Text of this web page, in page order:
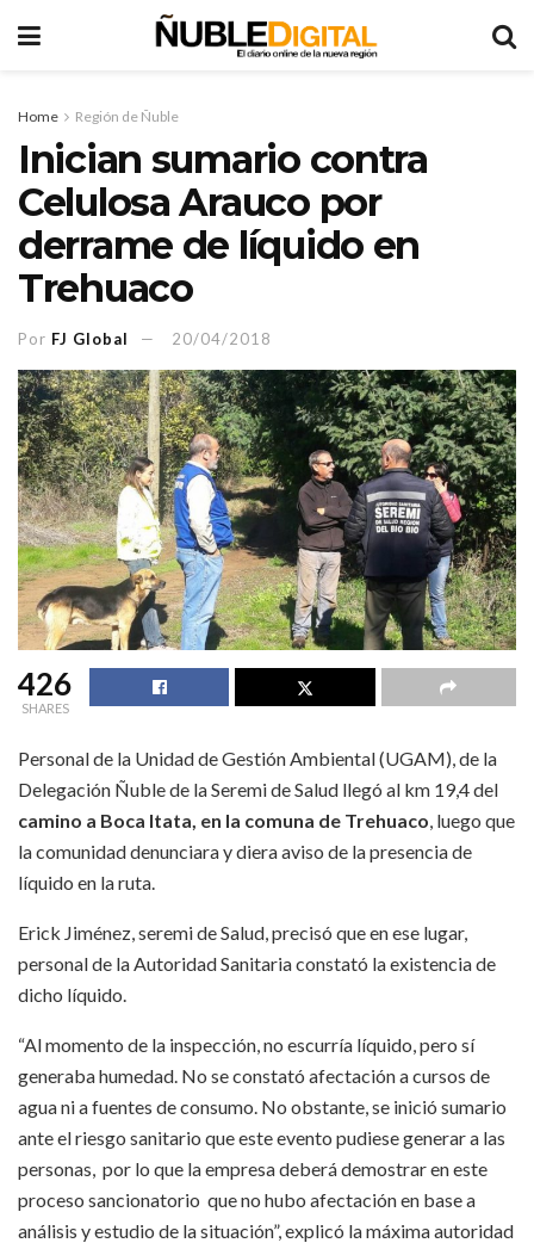
Home Región de Ñuble
Inician sumario contra
Celulosa Arauco por
derrame de líquido en
Trehuaco
Por FJ Global 20/04/2018
426
SHARES
Personal de la Unidad de Gestión Ambiental (UGAM), de la
Delegación Ñuble de la Seremi de Salud llegó al km 19,4 del
camino a Boca Itata, en la comuna de Trehuaco, luego que
la comunidad denunciara y diera aviso de la presencia de
líquido en la ruta.
Erick Jiménez, seremi de Salud, precisó que en ese lugar,
personal de la Autoridad Sanitaria constató la existencia de
dicho líquido.
“Al momento de la inspección, no escurría líquido, pero sí
generaba humedad. No se constató afectación a cursos de
agua ni a fuentes de consumo. No obstante, se inició sumario
ante el riesgo sanitario que este evento pudiese generar a las
personas, por lo que la empresa deberá demostrar en este
proceso sancionatorio que no hubo afectación en base a
análisis y estudio de la situación”, explicó la máxima autoridad